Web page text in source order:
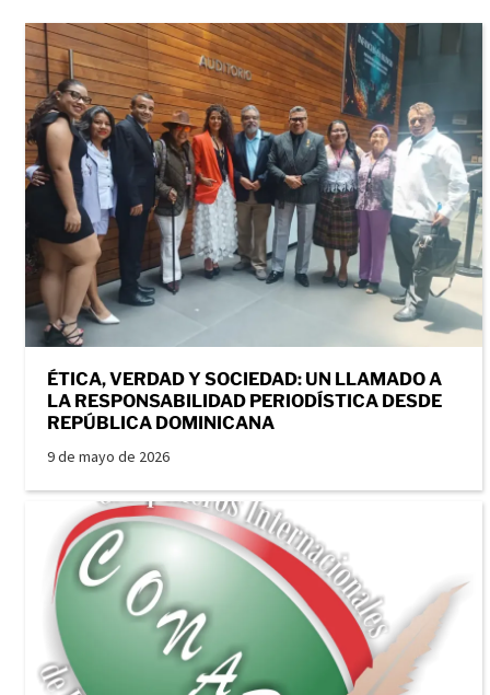
ÉTICA, VERDAD Y SOCIEDAD: UN LLAMADO A
LA RESPONSABILIDAD PERIODÍSTICA DESDE
REPÚBLICA DOMINICANA
9 de mayo de 2026